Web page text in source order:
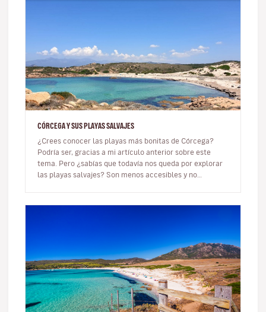
CÓRCEGA Y SUS PLAYAS SALVAJES
¿Crees conocer las playas más bonitas de Córcega?
Podría ser, gracias a mi artículo anterior sobre este
tema. Pero ¿sabías que todavía nos queda por explorar
las playas salvajes? Son menos accesibles y no